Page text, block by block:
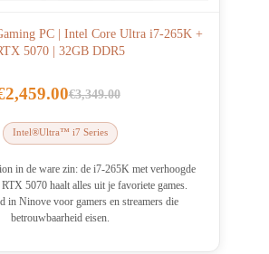
PC | Intel Core Ultra i7-265K +
5070 | 32GB DDR5
€3,349.00
Oorspronkelijke
prijs
was:
€3,349.00.
2,459.00Huidige
prijs
is:
€2,459.00.
Intel®Ultra™ i7 Series
in de ware zin: de i7-265K met verhoogde
5070 haalt alles uit je favoriete games.
in Ninove voor gamers en streamers die
betrouwbaarheid eisen.